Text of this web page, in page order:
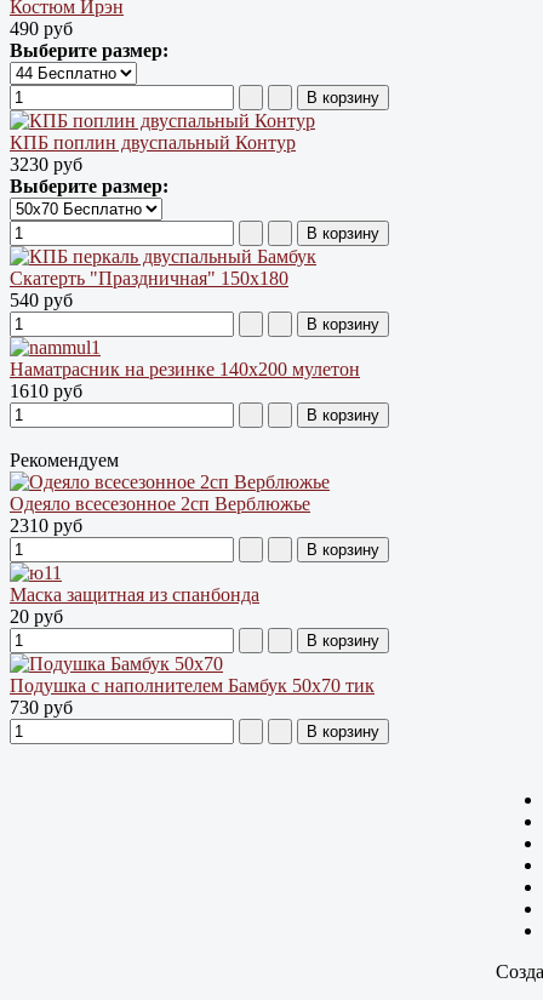
Костюм Ирэн
490 руб
Выберите размер:
КПБ поплин двуспальный Контур
3230 руб
Выберите размер:
Скатерть "Праздничная" 150х180
540 руб
Наматрасник на резинке 140х200 мулетон
1610 руб
Рекомендуем
Одеяло всесезонное 2сп Верблюжье
2310 руб
Маска защитная из спанбонда
20 руб
Подушка с наполнителем Бамбук 50х70 тик
730 руб